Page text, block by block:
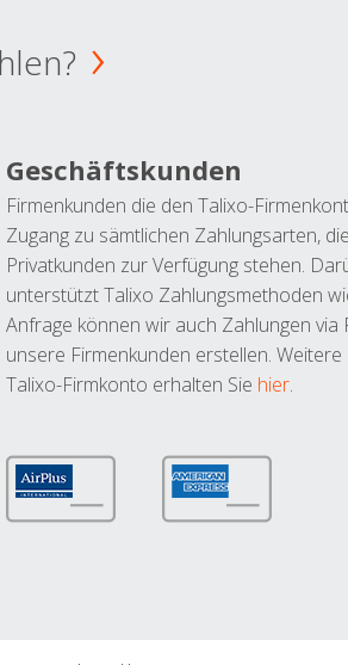
Geschäftskunden
Firmenkunden die den Talixo-
Zugang zu sämtlichen Zahlungsarten,
Privatkunden zur Verfügung stehen.
unterstützt Talixo Zahlungsmethoden
Anfrage können wir auch Zahlungen via
unsere Firmenkunden erstellen.
Talixo-Firmkonto erhalten Sie hier.